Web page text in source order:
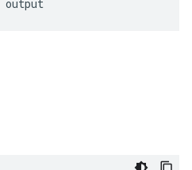
output